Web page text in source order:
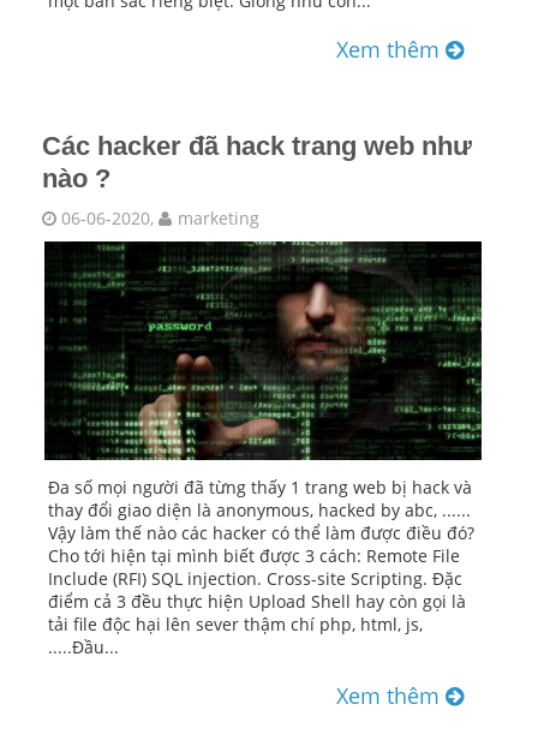
Xem thêm
Các hacker đã hack trang web như
nào ?
06-06-2020, marketing
Đa số mọi người đã từng thấy 1 trang web bị hack và
thay đổi giao diện là anonymous, hacked by abc, ......
Vậy làm thế nào các hacker có thể làm được điều đó?
Cho tới hiện tại mình biết được 3 cách: Remote File
Include (RFI) SQL injection. Cross-site Scripting. Đặc
điểm cả 3 đều thực hiện Upload Shell hay còn gọi là
tải file độc hại lên sever thậm chí php, html, js,
.....Đầu...
Xem thêm